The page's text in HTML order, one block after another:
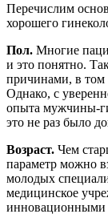
Перечислим
хорошего
Пол. Многие
и это понятно.
причинами, в
Однако, с
опыта мужчины-
это не раз было
Возраст. Чем
параметр можно
молодых
медицинское
инновационными